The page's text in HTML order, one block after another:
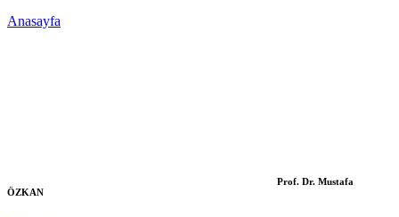
Anasayfa
Prof. Dr. Mustafa
ÖZKAN